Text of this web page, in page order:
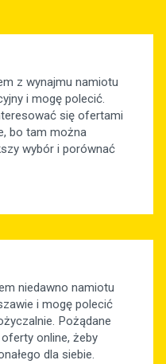
z wynajmu namiotu
i mogę polecić.
się ofertami
bo tam można
wybór i porównać
niedawno namiotu
i mogę polecić
Pożądane
online, żeby
dla siebie.